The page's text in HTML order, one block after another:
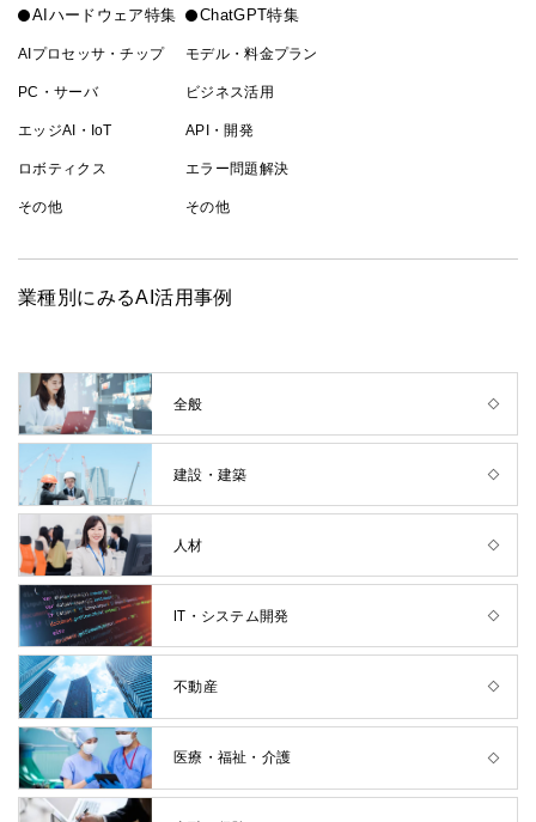
AIハードウェア特集
AIプロセッサ・チップ
PC・サーバ
エッジAI・IoT
ロボティクス
その他
ChatGPT特集
モデル・料金プラン
ビジネス活用
API・開発
エラー問題解決
その他
業種別にみるAI活用事例
全般
建設・建築
人材
IT・システム開発
不動産
医療・福祉・介護